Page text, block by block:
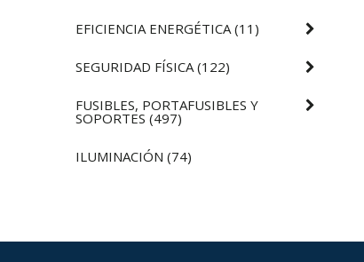
EFICIENCIA ENERGÉTICA (11)
SEGURIDAD FÍSICA (122)
FUSIBLES, PORTAFUSIBLES Y
SOPORTES (497)
ILUMINACIÓN (74)